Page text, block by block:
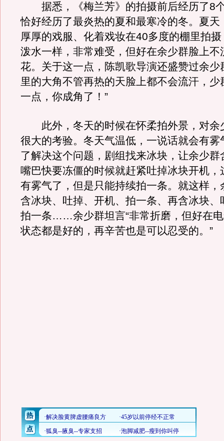
据悉，《梅兰芳》的拍摄前后经历了8
恰好经历了最炎热的夏和最寒冷的冬。夏天
厚厚的戏服、化着戏妆在40多度的棚里拍
泼水一样，非常难受，但好在余少群脸上不
花。关于这一点，陈凯歌导演还盛赞过余少
里的大角不管再热的天脸上都不会流汗，少
一点，你成角了！”
此外，冬天的时候在怀柔拍外景，对余
很大的考验。冬天气温低，一说话就会有雾
了解决这个问题，剧组找来冰块，让余少群
嘴巴快要冻僵的时候就赶紧吐掉冰块开机，
有雾气了，但是只能持续拍一条。就这样，
含冰块、吐掉、开机、拍一条、再含冰块、
拍一条……余少群坦言“非常折磨，但好在
状态都是好的，再辛苦也是可以忍受的。”